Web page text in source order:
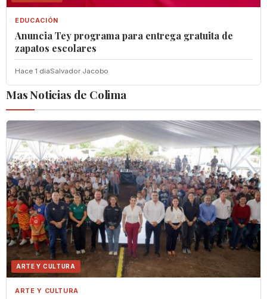
EDUCACIÓN
‎Anuncia Tey programa para entrega gratuita de
zapatos escolares
Hace 1 diaSalvador Jacobo
Mas Noticias de Colima
ARTE Y CULTURA
ARTE Y CULTURA